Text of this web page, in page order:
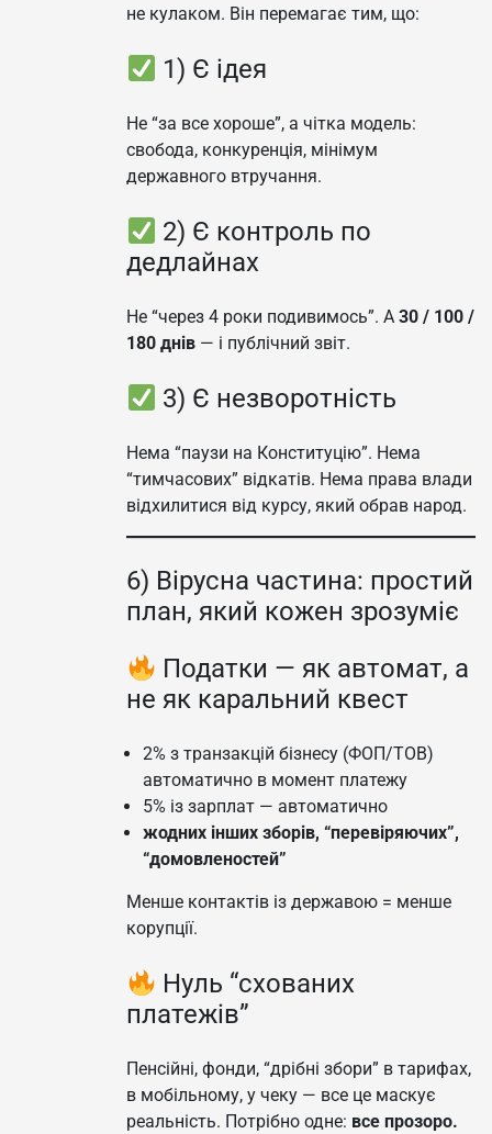
не кулаком. Він перемагає тим, що:
1) Є ідея
Не “за все хороше”, а чітка модель:
свобода, конкуренція, мінімум
державного втручання.
2) Є контроль по
дедлайнах
Не “через 4 роки подивимось”. А 30 / 100 /
180 днів — і публічний звіт.
3) Є незворотність
Нема “паузи на Конституцію”. Нема
“тимчасових” відкатів. Нема права влади
відхилитися від курсу, який обрав народ.
6) Вірусна частина: простий
план, який кожен зрозуміє
Податки — як автомат, а
не як каральний квест
2% з транзакцій бізнесу (ФОП/ТОВ)
автоматично в момент платежу
5% із зарплат — автоматично
жодних інших зборів, “перевіряючих”,
“домовленостей”
Менше контактів із державою = менше
корупції.
Нуль “схованих
платежів”
Пенсійні, фонди, “дрібні збори” в тарифах,
в мобільному, у чеку — все це маскує
реальність. Потрібно одне: все прозоро.